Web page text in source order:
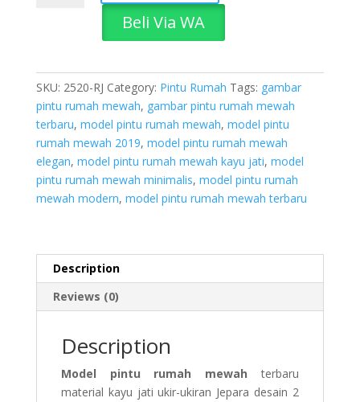
Beli Via WA
SKU: 2520-RJ Category: Pintu Rumah Tags: gambar
pintu rumah mewah, gambar pintu rumah mewah
terbaru, model pintu rumah mewah, model pintu
rumah mewah 2019, model pintu rumah mewah
elegan, model pintu rumah mewah kayu jati, model
pintu rumah mewah minimalis, model pintu rumah
mewah modern, model pintu rumah mewah terbaru
Description
Reviews (0)
Description
Model pintu rumah mewah terbaru
material kayu jati ukir-ukiran Jepara desain 2